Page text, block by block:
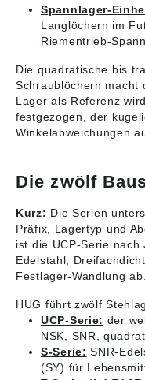
Spannlager-
Langlöchern im
Riementrieb-
Die quadratische bis
Schraublöchern macht
Lager als Referenz
festgezogen, der
Winkelabweichungen
Die zwölf
Kurz: Die Serien
Präfix, Lagertyp und
ist die UCP-Serie nach
Edelstahl,
Festlager-Wandlung ab.
HUG führt zwölf
UCP-Serie: der
NSK, SNR,
S-Serie: SNR-
(SY) für